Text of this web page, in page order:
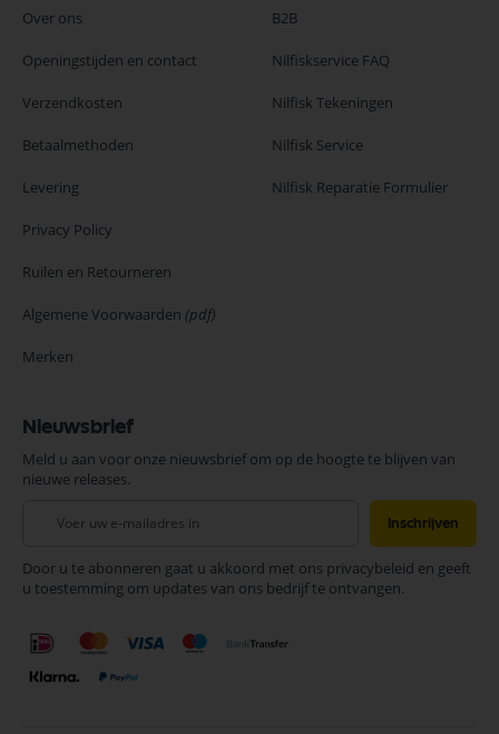
Over ons
Openingstijden en contact
Verzendkosten
Betaalmethoden
Levering
Privacy Policy
Ruilen en Retourneren
Algemene Voorwaarden (pdf)
Merken
B2B
Nilfiskservice FAQ
Nilfisk Tekeningen
Nilfisk Service
Nilfisk Reparatie Formulier
Nieuwsbrief
Meld u aan voor onze nieuwsbrief om op de hoogte te blijven van
nieuwe releases.
onze
nieuwsbrief
Inschrijven
Door u te abonneren gaat u akkoord met ons privacybeleid en geeft
u toestemming om updates van ons bedrijf te ontvangen.